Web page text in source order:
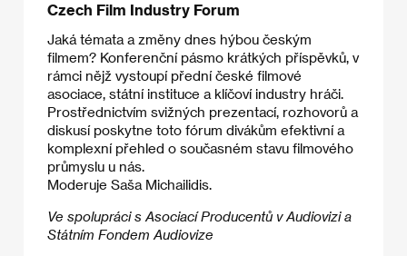
Czech Film Industry Forum
Jaká témata a změny dnes hýbou českým
filmem? Konferenční pásmo krátkých příspěvků, v
rámci nějž vystoupí přední české filmové
asociace, státní instituce a klíčoví industry hráči.
Prostřednictvím svižných prezentací, rozhovorů a
diskusí poskytne toto fórum divákům efektivní a
komplexní přehled o současném stavu filmového
průmyslu u nás.
Moderuje Saša Michailidis.
Ve spolupráci s Asociací Producentů v Audiovizi a
Státním Fondem Audiovize